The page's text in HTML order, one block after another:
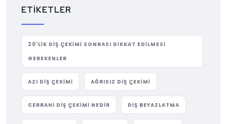
ETIKETLER
20'LIK DIŞ ÇEKIMI SONRASI DIKKAT EDILMESI
GEREKENLER
AZI DIŞ ÇEKIMI AĞRISIZ DIŞ ÇEKIMI
CERRAHI DIŞ ÇEKIMI NEDIR DIŞ BEYAZLATMA